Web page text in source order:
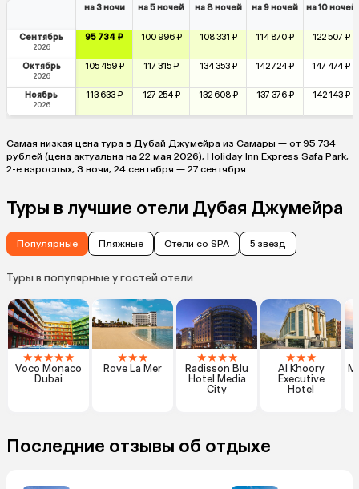
на 3 ночи на 5 ночей на 8 ночей на 9 ночей на 10 ночей
Сентябрь
2026
95 734 ₽ 100 996 ₽ 108 331 ₽ 114 870 ₽ 122 507 ₽
Октябрь
2026
105 459 ₽ 117 315 ₽ 134 353 ₽ 142 724 ₽ 147 474 ₽
Ноябрь
2026
113 633 ₽ 127 254 ₽ 132 608 ₽ 137 376 ₽ 142 143 ₽
Самая низкая цена тура в Дубай Джумейра из Самары — от 95 734
рублей (цена актуальна на 22 мая 2026), Holiday Inn Express Safa Park,
2-е взрослых, 3 ночи, 24 сентября — 27 сентября.
Туры в лучшие отели Дубая Джумейра
Популярные Пляжные Отели со SPA 5 звезд
Туры в популярные у гостей отели
★★★★★
Voco Monaco
Dubai
★★★
Rove La Mer
★★★★
Radisson Blu
Hotel Media
City
★★★
Al Khoory
Executive
Hotel
Последние отзывы об отдыхе